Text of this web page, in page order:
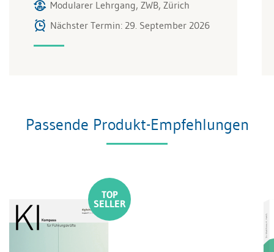
Modularer Lehrgang, ZWB, Zürich
Nächster Termin: 29. September 2026
Passende Produkt-Empfehlungen